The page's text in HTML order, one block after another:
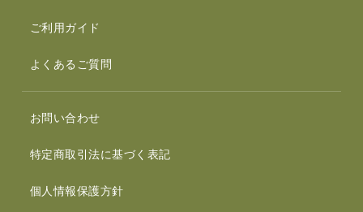
ご利用ガイド
よくあるご質問
お問い合わせ
特定商取引法に基づく表記
個人情報保護方針